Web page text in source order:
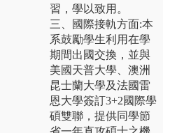
習，學以致用。
三、國際接軌方面:本
系鼓勵學生利用在學
期間出國交換，並與
美國天普大學、澳洲
昆士蘭大學及法國雷
恩大學簽訂3+2國際學
碩雙聯，提供同學節